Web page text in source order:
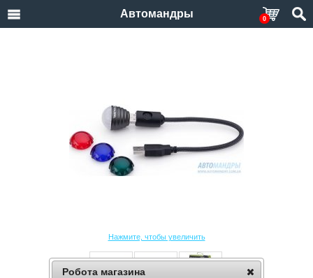
Автомандры 0
Нажмите, чтобы увеличить
Робота магазина